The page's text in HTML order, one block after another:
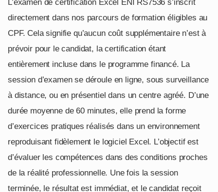
directement dans nos parcours de formation éligibles au
CPF. Cela signifie qu’aucun coût supplémentaire n’est à
prévoir pour le candidat, la certification étant
entièrement incluse dans le programme financé. La
session d’examen se déroule en ligne, sous surveillance
à distance, ou en présentiel dans un centre agréé. D’une
durée moyenne de 60 minutes, elle prend la forme
d’exercices pratiques réalisés dans un environnement
reproduisant fidèlement le logiciel Excel. L’objectif est
d’évaluer les compétences dans des conditions proches
de la réalité professionnelle. Une fois la session
terminée, le résultat est immédiat, et le candidat reçoit